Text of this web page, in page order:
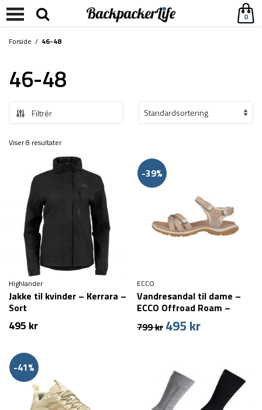
0
Forside / 46-48
46-48
Filtrér
Viser 8 resultater
Highlander
Jakke til kvinder – Kerrara –
Sort
495 kr
-39%
ECCO
Vandresandal til dame –
ECCO Offroad Roam –
799kr Den
799 kr.
495 krDen
495 kr.
-41%